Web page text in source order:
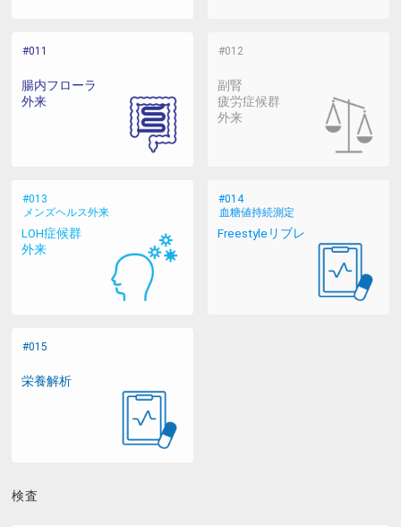
腸内フローラ
外来
副腎
疲労症候群
外来
LOH症候群
外来
メンズヘルス外来
Freestyleリブレ
血糖値持続測定
栄養解析
検査